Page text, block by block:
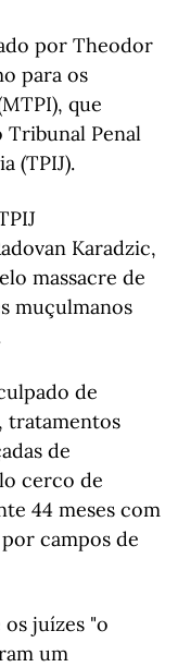
por Theodor
para os
que
Tribunal Penal
(TPIJ).
Karadzic,
massacre de
muçulmanos
de
tratamentos
de
cerco de
44 meses com
campos de
juízes "o
um